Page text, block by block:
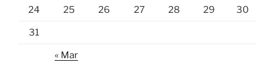
24 25 26 27 28 29 30
31
« Mar